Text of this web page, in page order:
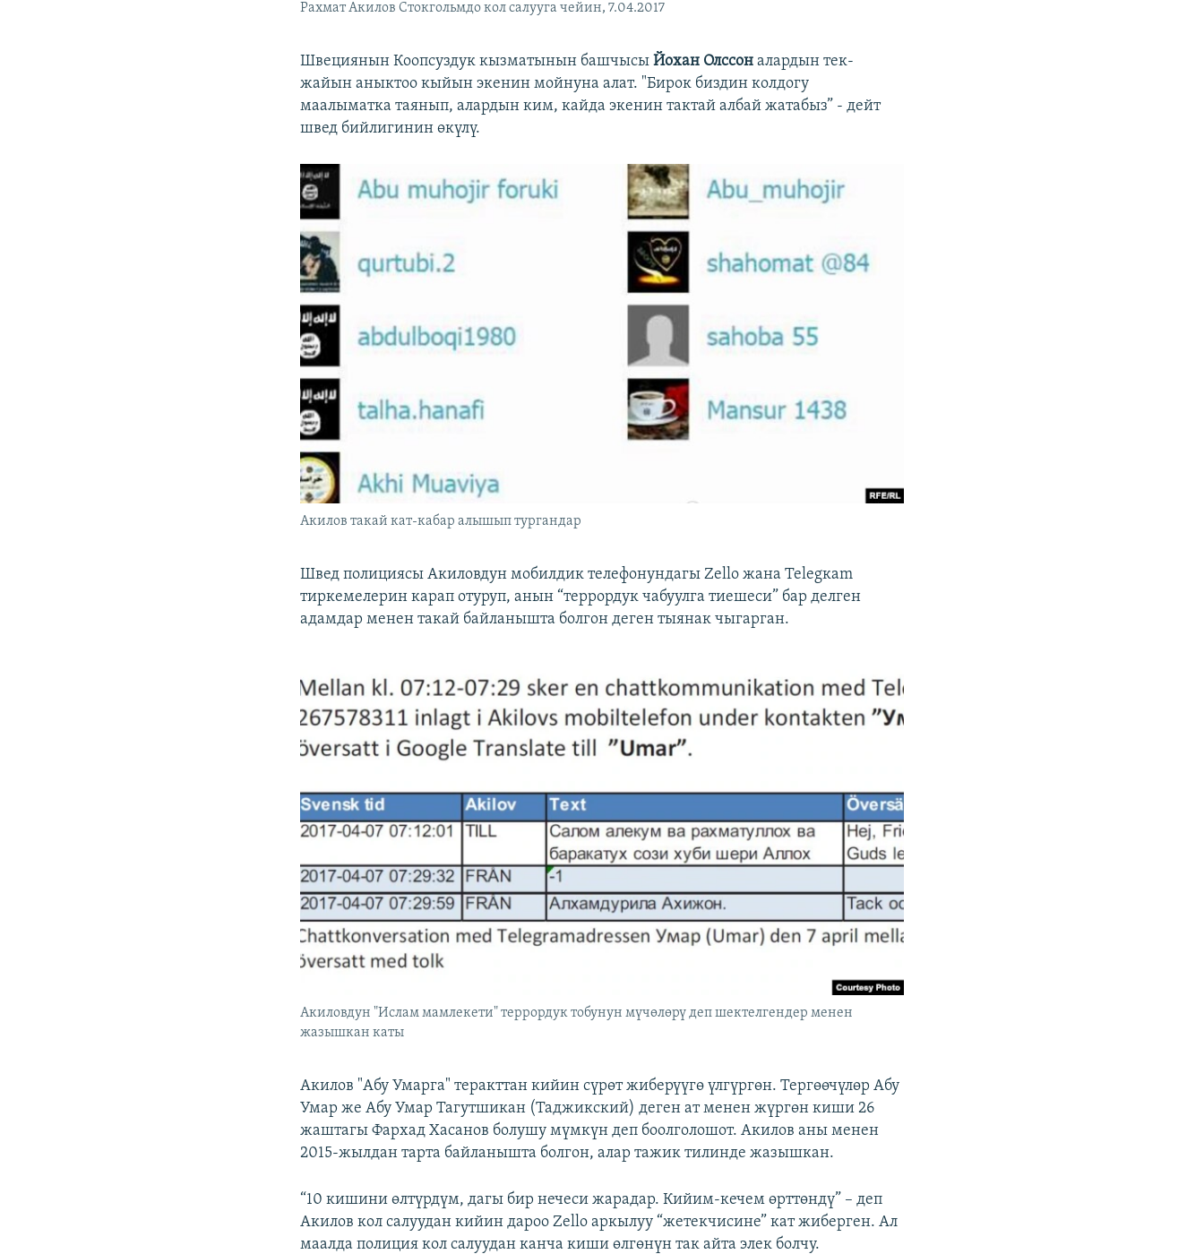
Рахмат Акилов Стокгольмдо кол салууга чейин, 7.04.2017
Швециянын Коопсуздук кызматынын башчысыЙохан Олссоналардын тек-
жайын аныктоо кыйын экенин мойнуна алат. ​"Бирок биздин колдогу
маалыматка таянып, алардын ким, кайда экенин тактай албай жатабыз” - дейт
швед бийлигинин өкүлү.
Акилов такай кат-кабар алышып тургандар
Швед полициясы Акиловдун мобилдик телефонундагы Zello жана Telegкam
тиркемелерин карап отуруп, анын “террордук чабуулга тиешеси” бар делген
адамдар менен такай байланышта болгон деген тыянак чыгарган.
Акиловдун "Ислам мамлекети" террордук тобунун мүчөлөрү деп шектелгендер менен
жазышкан каты
Акилов "Абу Умарга" теракттан кийин сүрөт жиберүүгө үлгүргөн. Тергөөчүлөр Абу
Умар же Абу Умар Тагутшикан (Таджикский) деген ат менен жүргөн киши 26
жаштагы Фархад Хасанов болушу мүмкүн деп боолголошот. Акилов аны менен
2015-жылдан тарта байланышта болгон, алар тажик тилинде жазышкан.
“10 кишини өлтүрдүм, дагы бир нечеси жарадар. Кийим-кечем өрттөндү” – деп
Акилов кол салуудан кийин дароо Zello аркылуу “жетекчисине” кат жиберген. Ал
маалда полиция кол салуудан канча киши өлгөнүн так айта элек болчу.